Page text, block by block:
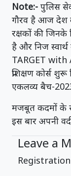
Note:- पुलिस
गौरव है आज देश
रक्षकों की
है और निज
TARGET with
प्रशिक्षण कोर्स
एकलव्य बैच-
मजबूत कदमों के
इस बार अपनी
Leave a